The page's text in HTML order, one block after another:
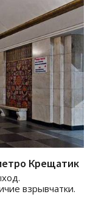
Крещатик
взрывчатки.